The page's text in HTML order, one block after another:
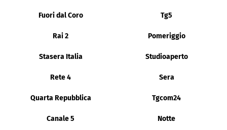
Fuori dal Coro Tg5
Rai 2 Pomeriggio
Stasera Italia Studioaperto
Rete 4 Sera
Quarta Repubblica Tgcom24
Canale 5 Notte